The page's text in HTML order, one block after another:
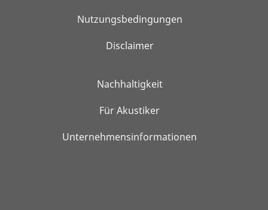
Nutzungsbedingungen
Disclaimer
Nachhaltigkeit
Für Akustiker
Unternehmensinformationen